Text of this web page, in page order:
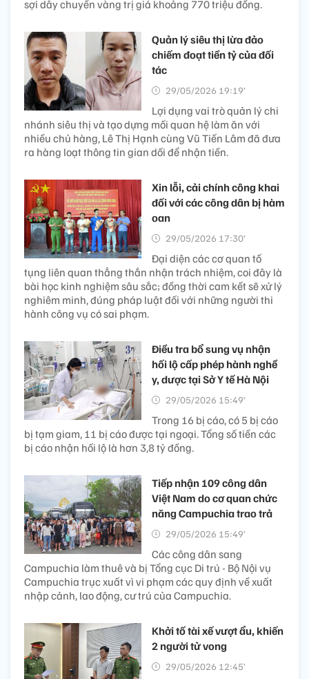
sợi dây chuyền vàng trị giá khoảng 770 triệu đồng.
Quản lý siêu thị lừa đảo
chiếm đoạt tiền tỷ của đối
tác
29/05/2026 19:19’
Lợi dụng vai trò quản lý chi
nhánh siêu thị và tạo dựng mối quan hệ làm ăn với
nhiều chủ hàng, Lê Thị Hạnh cùng Vũ Tiến Lâm đã đưa
ra hàng loạt thông tin gian dối để nhận tiền.
Xin lỗi, cải chính công khai
đối với các công dân bị hàm
oan
29/05/2026 17:30’
Đại diện các cơ quan tố
tụng liên quan thẳng thắn nhận trách nhiệm, coi đây là
bài học kinh nghiệm sâu sắc; đồng thời cam kết sẽ xử lý
nghiêm minh, đúng pháp luật đối với những người thi
hành công vụ có sai phạm.
Điều tra bổ sung vụ nhận
hối lộ cấp phép hành nghề
y, dược tại Sở Y tế Hà Nội
29/05/2026 15:49’
Trong 16 bị cáo, có 5 bị cáo
bị tạm giam, 11 bị cáo được tại ngoại. Tổng số tiền các
bị cáo nhận hối lộ là hơn 3,8 tỷ đồng.
Tiếp nhận 109 công dân
Việt Nam do cơ quan chức
năng Campuchia trao trả
29/05/2026 15:49’
Các công dân sang
Campuchia làm thuê và bị Tổng cục Di trú - Bộ Nội vụ
Campuchia trục xuất vì vi phạm các quy định về xuất
nhập cảnh, lao động, cư trú của Campuchia.
Khởi tố tài xế vượt ẩu, khiến
2 người tử vong
29/05/2026 12:45’